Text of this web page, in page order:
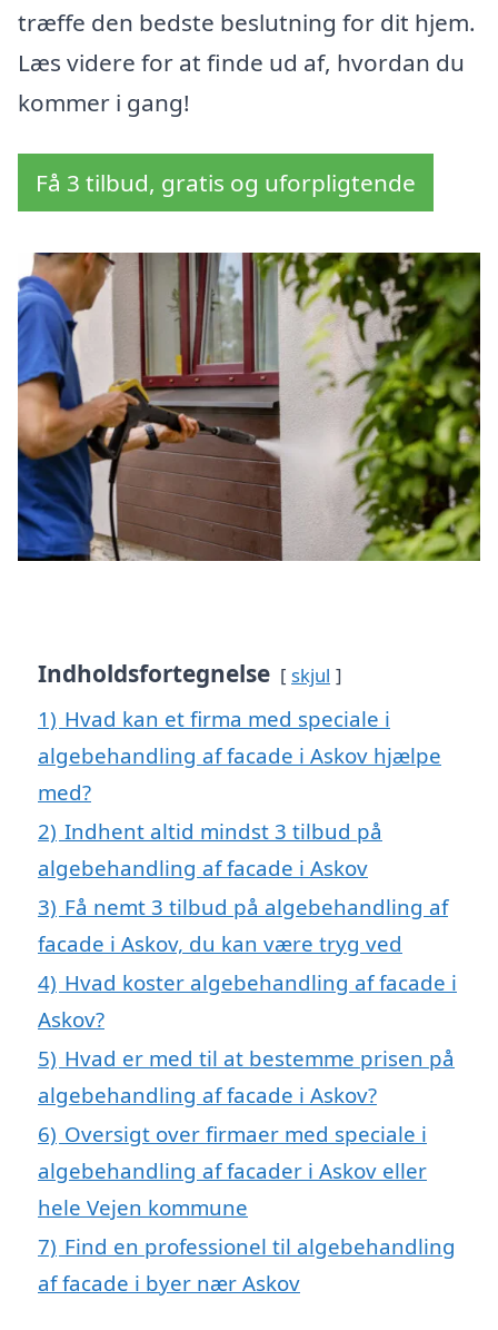
træffe den bedste beslutning for dit hjem.
Læs videre for at finde ud af, hvordan du
kommer i gang!
Få 3 tilbud, gratis og uforpligtende
Indholdsfortegnelse skjul
1) Hvad kan et firma med speciale i
algebehandling af facade i Askov hjælpe
med?
2) Indhent altid mindst 3 tilbud på
algebehandling af facade i Askov
3) Få nemt 3 tilbud på algebehandling af
facade i Askov, du kan være tryg ved
4) Hvad koster algebehandling af facade i
Askov?
5) Hvad er med til at bestemme prisen på
algebehandling af facade i Askov?
6) Oversigt over firmaer med speciale i
algebehandling af facader i Askov eller
hele Vejen kommune
7) Find en professionel til algebehandling
af facade i byer nær Askov